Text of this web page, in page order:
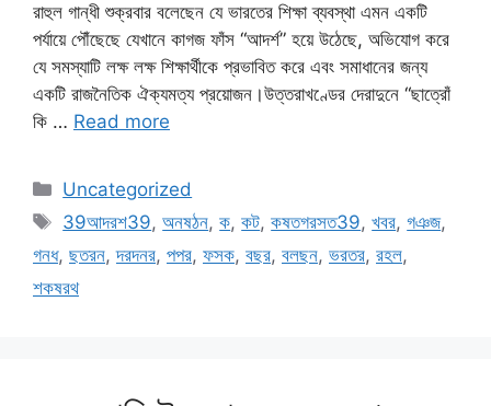
রাহুল গান্ধী শুক্রবার বলেছেন যে ভারতের শিক্ষা ব্যবস্থা এমন একটি
পর্যায়ে পৌঁছেছে যেখানে কাগজ ফাঁস “আদর্শ” হয়ে উঠেছে, অভিযোগ করে
যে সমস্যাটি লক্ষ লক্ষ শিক্ষার্থীকে প্রভাবিত করে এবং সমাধানের জন্য
একটি রাজনৈতিক ঐক্যমত্য প্রয়োজন।উত্তরাখণ্ডের দেরাদুনে “ছাত্রোঁ
কি … Read more
Categories
Uncategorized
Tags
39আদরশ39,অনষঠন,ক,কট,কষতগরসত39,খবর,গঞজ,
গনধ, ছতরন,দরদনর, পপর, ফসক, বছর, বলছন, ভরতর, রহল,
শকষরথ